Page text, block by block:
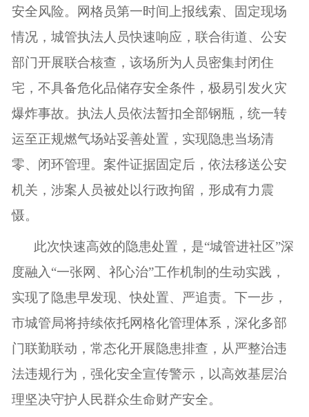
安全风险。网格员第一时间上报线索、固定现场
情况，城管执法人员快速响应，联合街道、公安
部门开展联合核查，该场所为人员密集封闭住
宅，不具备危化品储存安全条件，极易引发火灾
爆炸事故。执法人员依法暂扣全部钢瓶，统一转
运至正规燃气场站妥善处置，实现隐患当场清
零、闭环管理。案件证据固定后，依法移送公安
机关，涉案人员被处以行政拘留，形成有力震
慑。
此次快速高效的隐患处置，是“城管进社区”深
度融入“一张网、祁心治”工作机制的生动实践，
实现了隐患早发现、快处置、严追责。下一步，
市城管局将持续依托网格化管理体系，深化多部
门联勤联动，常态化开展隐患排查，从严整治违
法违规行为，强化安全宣传警示，以高效基层治
理坚决守护人民群众生命财产安全。